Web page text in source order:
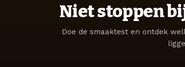
Niet stoppen
Doe de smaaktest en ontdek